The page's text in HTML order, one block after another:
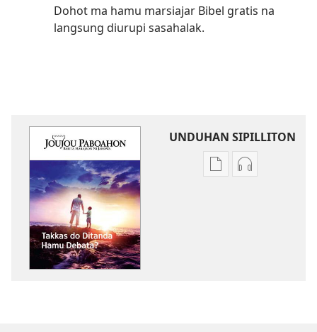
Dohot ma hamu marsiajar Bibel gratis na
langsung diurupi sasahalak.
UNDUHAN SIPILLITON
SipillitonSipiliton